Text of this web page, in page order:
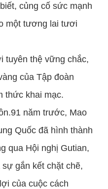
củng cố sức mạnh
một tương lai tươi
tuyên thệ vững chắc,
của Tập đoàn
thức khai mạc.
năm trước, Mao
Quốc đã hình thành
qua Hội nghị Gutian,
gắn kết chặt chẽ,
của cuộc cách